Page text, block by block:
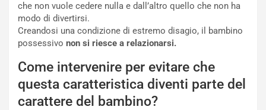
che non vuole cedere nulla e dall’altro quello che non ha
modo di divertirsi.
Creandosi una condizione di estremo disagio, il bambino
possessivo non si riesce a relazionarsi.
Come intervenire per evitare che
questa caratteristica diventi parte del
carattere del bambino?